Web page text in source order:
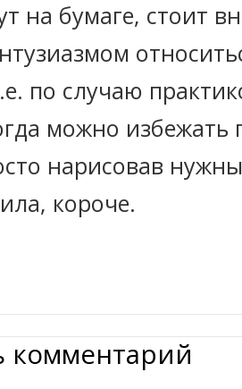
на бумаге, стоит
по случаю
можно избежать
нарисовав
короче.
комментарий